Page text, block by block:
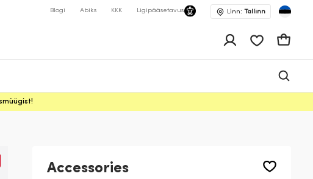
Blogi Abiks KKK Ligipääsetavus Linn: Tallinn
Accessories